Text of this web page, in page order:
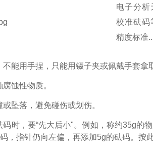
电子分析
校准砝码
精度标准
不能用手捏，只能用镊子夹或佩戴手套拿
蚀性物质。
坠落，避免碰伤或划伤。
码时，要“先大后小"。例如，称约35g的
，指针仍向左偏，再添加5g的砝码。按